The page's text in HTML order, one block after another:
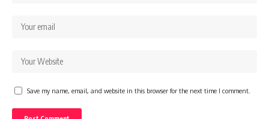
Save my name, email, and website in this browser for the next time I comment.